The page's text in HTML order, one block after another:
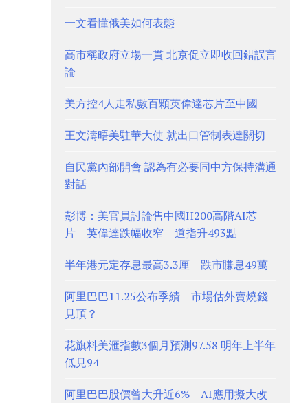
一文看懂俄美如何表態
高市稱政府立場一貫 北京促立即收回錯誤言
論
美方控4人走私數百顆英偉達芯片至中國
王文濤晤美駐華大使 就出口管制表達關切
自民黨內部開會 認為有必要同中方保持溝通
對話
彭博：美官員討論售中國H200高階AI芯
片 英偉達跌幅收窄 道指升493點
半年港元定存息最高3.3厘 跌市賺息49萬
阿里巴巴11.25公布季績 市場估外賣燒錢
見頂？
花旗料美滙指數3個月預測97.58 明年上半年
低見94
阿里巴巴股價曾大升近6% AI應用擬大改